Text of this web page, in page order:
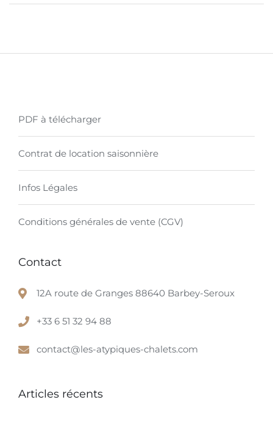
PDF à télécharger
Contrat de location saisonnière
Infos Légales
Conditions générales de vente (CGV)
Contact
12A route de Granges 88640 Barbey-Seroux
+33 6 51 32 94 88
contact@les-atypiques-chalets.com
Articles récents